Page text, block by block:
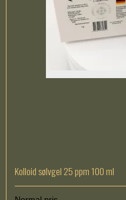
Kolloid sølvgel 25 ppm 100 ml